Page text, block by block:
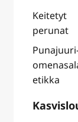
Keitetyt
perunat
etikka